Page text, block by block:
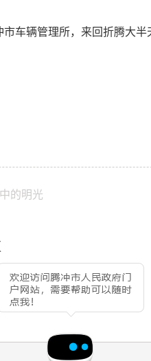
市车辆管理所，来回折腾大
的明光